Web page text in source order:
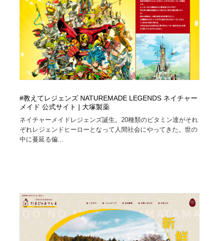
#教えてレジェンズ NATUREMADE LEGENDS ネイチャー
メイド 公式サイト | 大塚製薬
ネイチャーメイドレジェンズ誕生。20種類のビタミン達がそれ
ぞれレジェンドヒーローとなって人間社会にやってきた。世の
中に蔓延る偏...